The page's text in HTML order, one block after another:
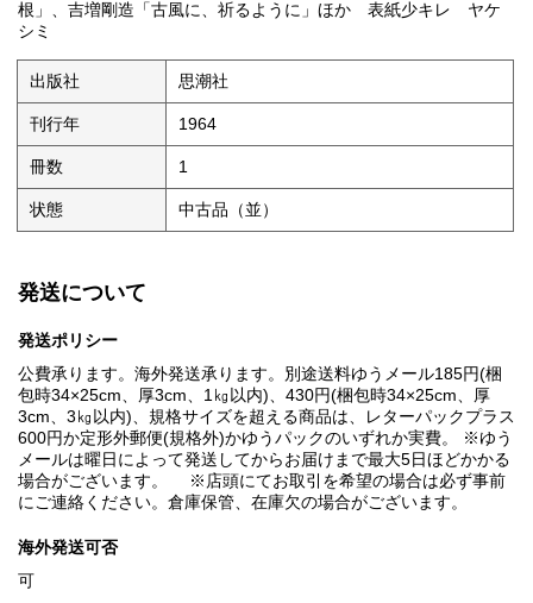
根」、吉増剛造「古風に、祈るように」ほか 表紙少キレ ヤケ
シミ
出版社 思潮社
刊行年 1964
冊数 1
状態 中古品（並）
発送について
発送ポリシー
公費承ります。海外発送承ります。別途送料ゆうメール185円(梱
包時34×25cm、厚3cm、1㎏以内)、430円(梱包時34×25cm、厚
3cm、3㎏以内)、規格サイズを超える商品は、レターパックプラス
600円か定形外郵便(規格外)かゆうパックのいずれか実費。 ※ゆう
メールは曜日によって発送してからお届けまで最大5日ほどかかる
場合がございます。 ※店頭にてお取引を希望の場合は必ず事前
にご連絡ください。倉庫保管、在庫欠の場合がございます。
海外発送可否
可